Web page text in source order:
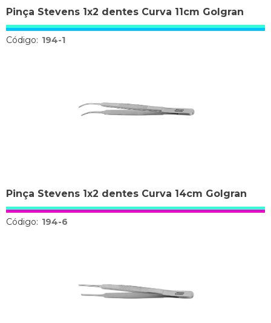
Pinça Stevens 1x2 dentes Curva 11cm Golgran
Código: 194-1
Pinça Stevens 1x2 dentes Curva 14cm Golgran
Código: 194-6